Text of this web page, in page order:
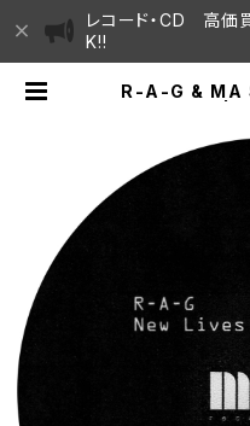
レコード・CD 高価
K!!
R-A-G & MA
い